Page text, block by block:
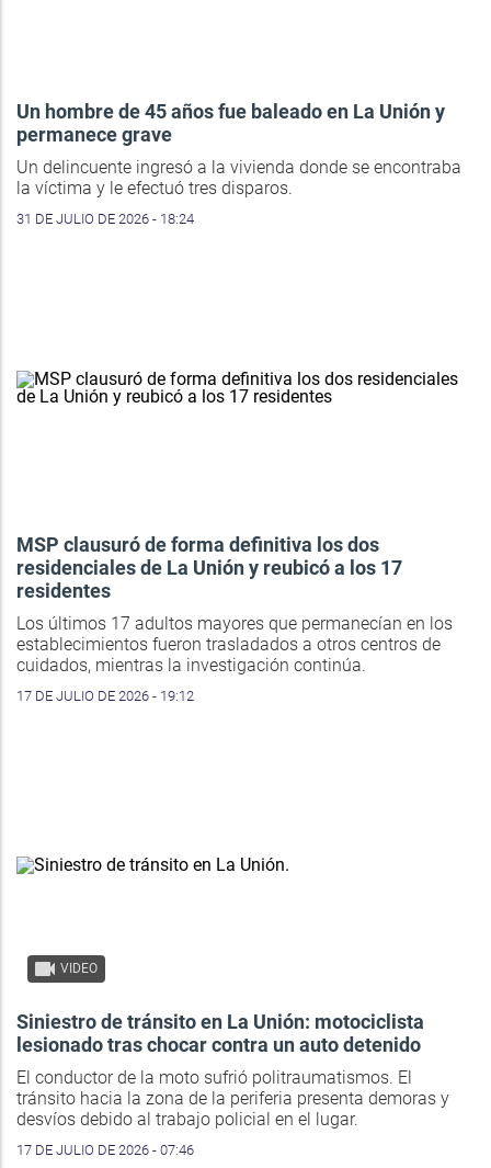
Un hombre de 45 años fue baleado en La Unión y
permanece grave
Un delincuente ingresó a la vivienda donde se encontraba
la víctima y le efectuó tres disparos.
31 DE JULIO DE 2026 - 18:24
MSP clausuró de forma definitiva los dos
residenciales de La Unión y reubicó a los 17
residentes
Los últimos 17 adultos mayores que permanecían en los
establecimientos fueron trasladados a otros centros de
cuidados, mientras la investigación continúa.
17 DE JULIO DE 2026 - 19:12
VIDEO
Siniestro de tránsito en La Unión: motociclista
lesionado tras chocar contra un auto detenido
El conductor de la moto sufrió politraumatismos. El
tránsito hacia la zona de la periferia presenta demoras y
desvíos debido al trabajo policial en el lugar.
17 DE JULIO DE 2026 - 07:46